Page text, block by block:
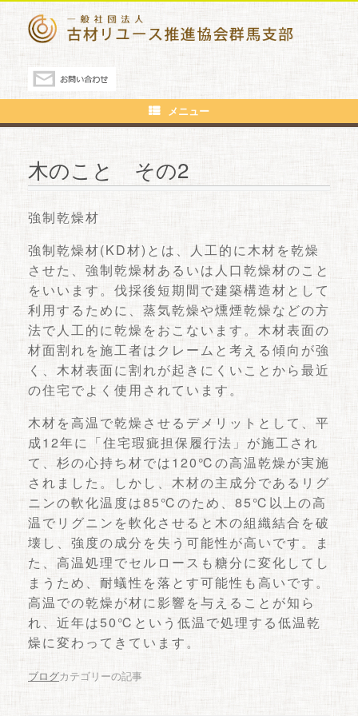
メニュー
木のこと その2
強制乾燥材
強制乾燥材(KD材)とは、人工的に木材を乾燥
させた、強制乾燥材あるいは人口乾燥材のこと
をいいます。伐採後短期間で建築構造材として
利用するために、蒸気乾燥や燻煙乾燥などの方
法で人工的に乾燥をおこないます。木材表面の
材面割れを施工者はクレームと考える傾向が強
く、木材表面に割れが起きにくいことから最近
の住宅でよく使用されています。
木材を高温で乾燥させるデメリットとして、平
成12年に「住宅瑕疵担保履行法」が施工され
て、杉の心持ち材では120℃の高温乾燥が実施
されました。しかし、木材の主成分であるリグ
ニンの軟化温度は85℃のため、85℃以上の高
温でリグニンを軟化させると木の組織結合を破
壊し、強度の成分を失う可能性が高いです。ま
た、高温処理でセルロースも糖分に変化してし
まうため、耐蟻性を落とす可能性も高いです。
高温での乾燥が材に影響を与えることが知ら
れ、近年は50℃という低温で処理する低温乾
燥に変わってきています。
ブログカテゴリーの記事